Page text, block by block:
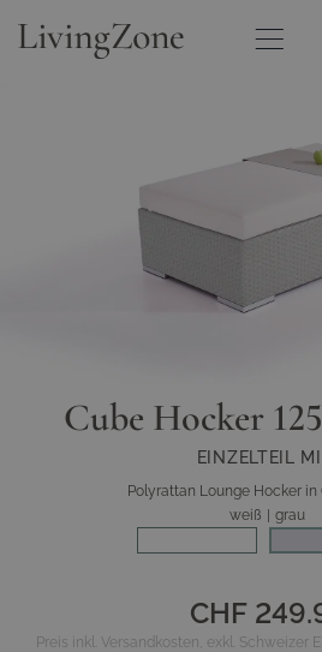
Cube Hocker
EINZELTEIL
Polyrattan Lounge Hocker in
weiß
grau
CHF
Preis inkl. Versandkosten, exkl. Schweizer